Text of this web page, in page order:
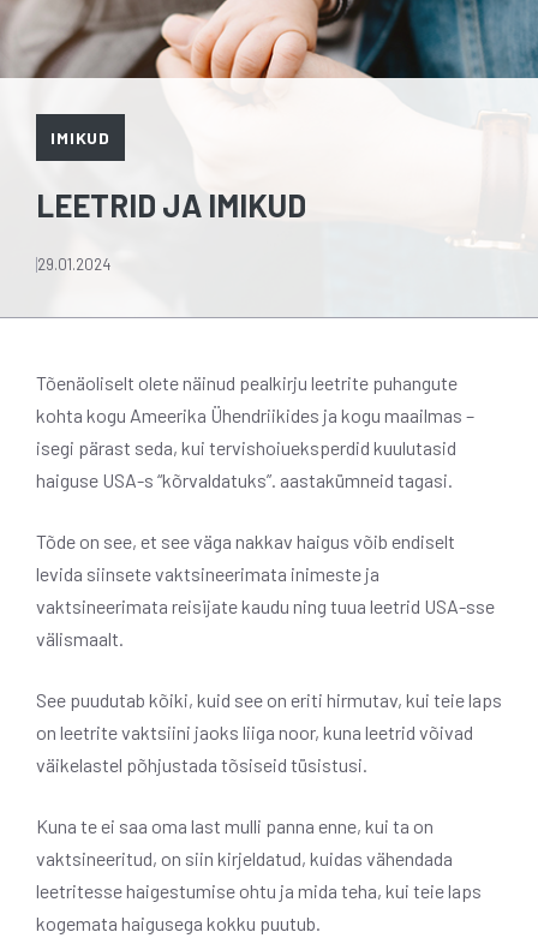
IMIKUD
LEETRID JA IMIKUD
29.01.2024
Tõenäoliselt olete näinud pealkirju leetrite puhangute
kohta kogu Ameerika Ühendriikides ja kogu maailmas –
isegi pärast seda, kui tervishoiueksperdid kuulutasid
haiguse USA-s “kõrvaldatuks”. aastakümneid tagasi.
Tõde on see, et see väga nakkav haigus võib endiselt
levida siinsete vaktsineerimata inimeste ja
vaktsineerimata reisijate kaudu ning tuua leetrid USA-sse
välismaalt.
See puudutab kõiki, kuid see on eriti hirmutav, kui teie laps
on leetrite vaktsiini jaoks liiga noor, kuna leetrid võivad
väikelastel põhjustada tõsiseid tüsistusi.
Kuna te ei saa oma last mulli panna enne, kui ta on
vaktsineeritud, on siin kirjeldatud, kuidas vähendada
leetritesse haigestumise ohtu ja mida teha, kui teie laps
kogemata haigusega kokku puutub.